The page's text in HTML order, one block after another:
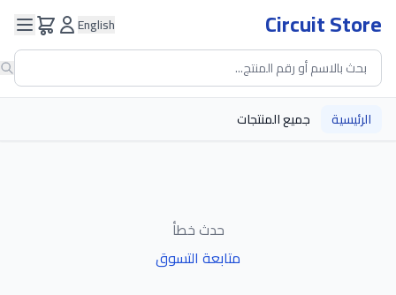
Circuit Store
English
الرئيسية جميع المنتجات
حدث خطأ
متابعة التسوق